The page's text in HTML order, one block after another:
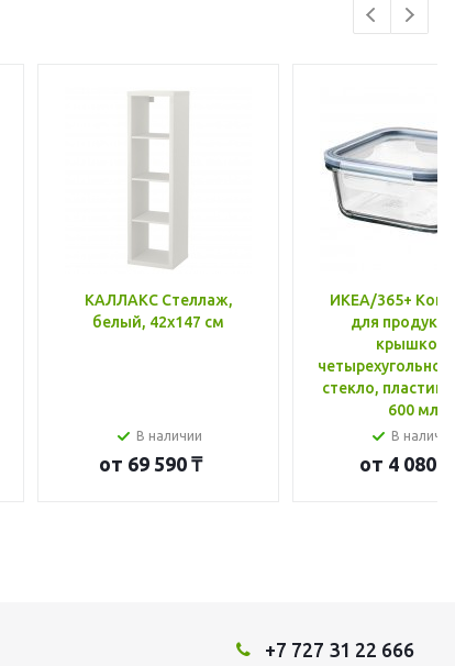
КАЛЛАКС Стеллаж,
белый, 42x147 см
В наличии
от 69 590 ₸
ИКЕА/365+
для
крышкой,
стекло, пластик
600 мл
В
от 4 080 ₸
+7 727 31 22 666